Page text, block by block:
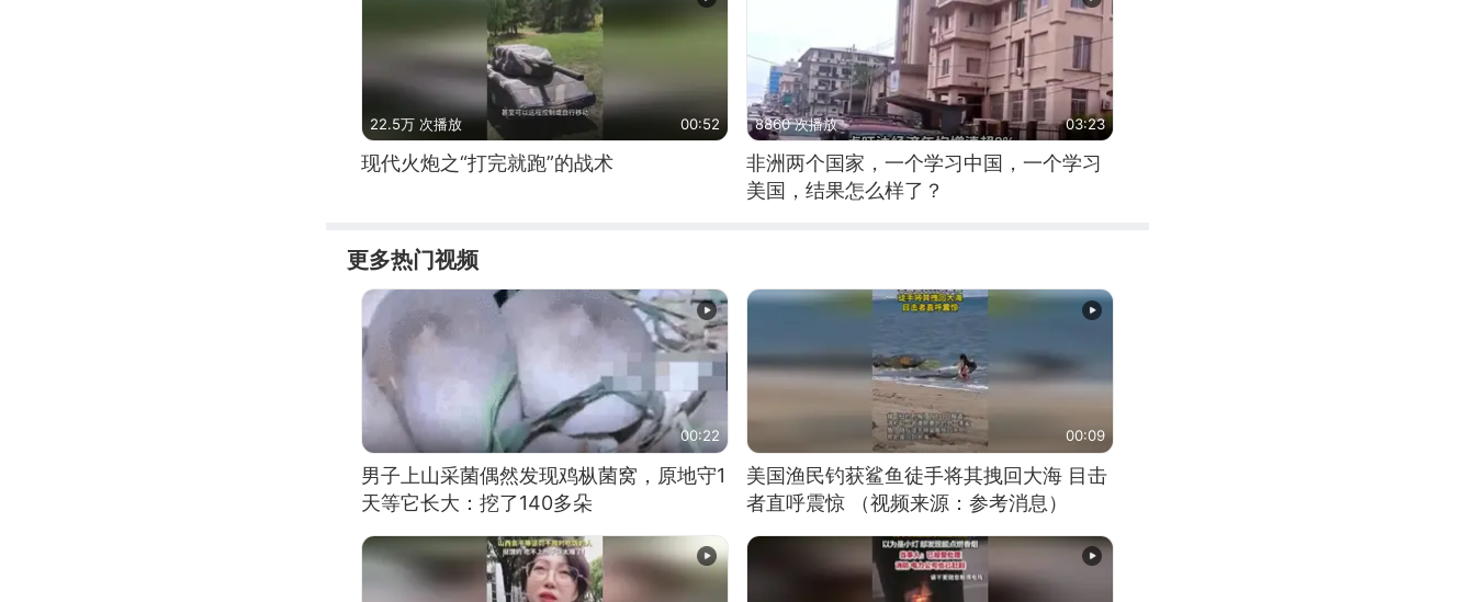
22.5万 次播放 00:52
现代火炮之“打完就跑”的战术
8860 次播放 03:23
非洲两个国家，一个学习中国，一个学习
美国，结果怎么样了？
更多热门视频
00:22
男子上山采菌偶然发现鸡枞菌窝，原地守1
天等它长大：挖了140多朵
00:09
美国渔民钓获鲨鱼徒手将其拽回大海 目击
者直呼震惊 （视频来源：参考消息）